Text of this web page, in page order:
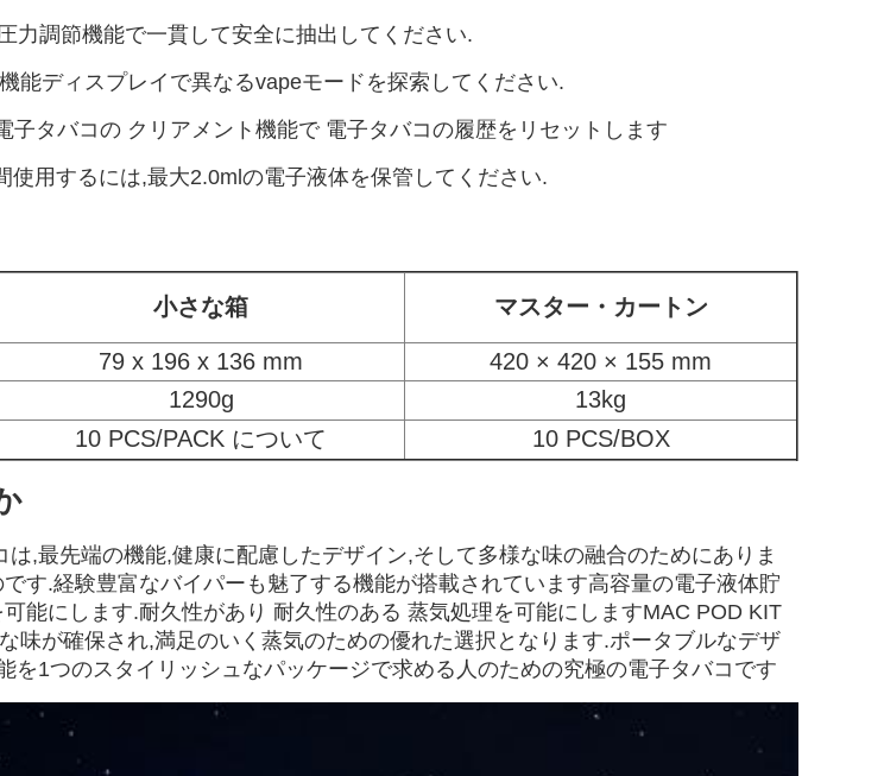
力調節機能で一貫して安全に抽出してください.
能ディスプレイで異なるvapeモードを探索してください.
タバコの クリアメント機能で 電子タバコの履歴をリセットします
用するには,最大2.0mlの電子液体を保管してください.
小さな箱 マスター・カートン
79 x 196 x 136 mm
420 × 420 × 155 mm
1290g
13kg
10 PCS/PACK について 10 PCS/BOX
,最先端の機能,健康に配慮したデザイン,そして多様な味の融合のためにありま
す.経験豊富なバイパーも魅了する機能が搭載されています高容量の電子液体貯
能にします.耐久性があり 耐久性のある 蒸気処理を可能にしますMAC POD KIT
味が確保され,満足のいく蒸気のための優れた選択となります.ポータブルなデザ
1つのスタイリッシュなパッケージで求める人のための究極の電子タバコです